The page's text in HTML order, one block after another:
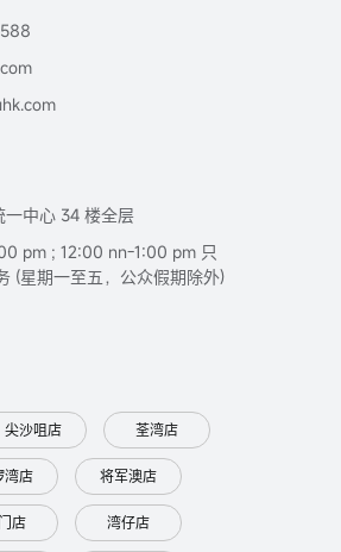
中心 34 楼全层
pm ; 12:00 nn-1:00 pm 只
(星期一至五，公众假期除外)
尖沙咀店 荃湾店
湾店 将军澳店
店 湾仔店